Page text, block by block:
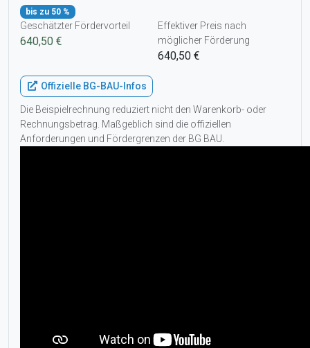
bis zu 50 %
Geschätzter Fördervorteil
640,50 €
Effektiver Preis nach
möglicher Förderung
640,50 €
Offizielle BG-BAU-Infos
Die Beispielrechnung reduziert nicht den Warenkorb- oder
Rechnungsbetrag. Maßgeblich sind die offiziellen
Anforderungen und Fördergrenzen der BG BAU.